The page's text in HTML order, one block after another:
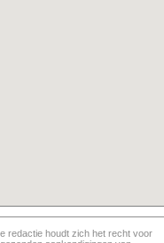
redactie houdt zich het recht voor